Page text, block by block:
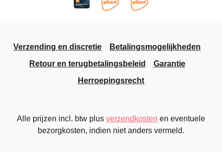
Verzending en discretie
Betalingsmogelijkheden
Retour en terugbetalingsbeleid
Garantie
Herroepingsrecht
Alle prijzen incl. btw plus verzendkosten en eventuele
bezorgkosten, indien niet anders vermeld.